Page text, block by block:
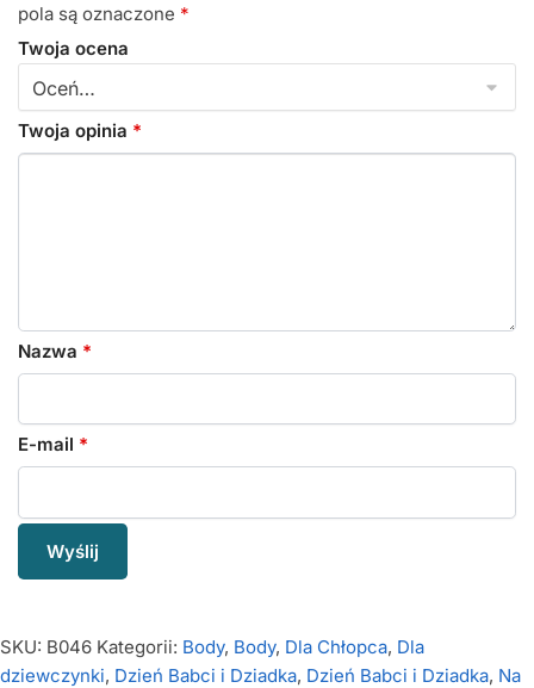
pola są oznaczone *
Twoja ocena
Twoja opinia *
Nazwa *
E-mail *
SKU: B046 Kategorii: Body, Body, Dla Chłopca, Dla
dziewczynki, Dzień Babci i Dziadka, Dzień Babci i Dziadka, Na